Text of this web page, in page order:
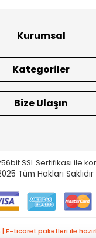
Kurumsal
Kategoriler
Bize Ulaşın
SSL Sertifikası ile
Tüm Hakları Saklıdır
E-ticaret paketleri ile